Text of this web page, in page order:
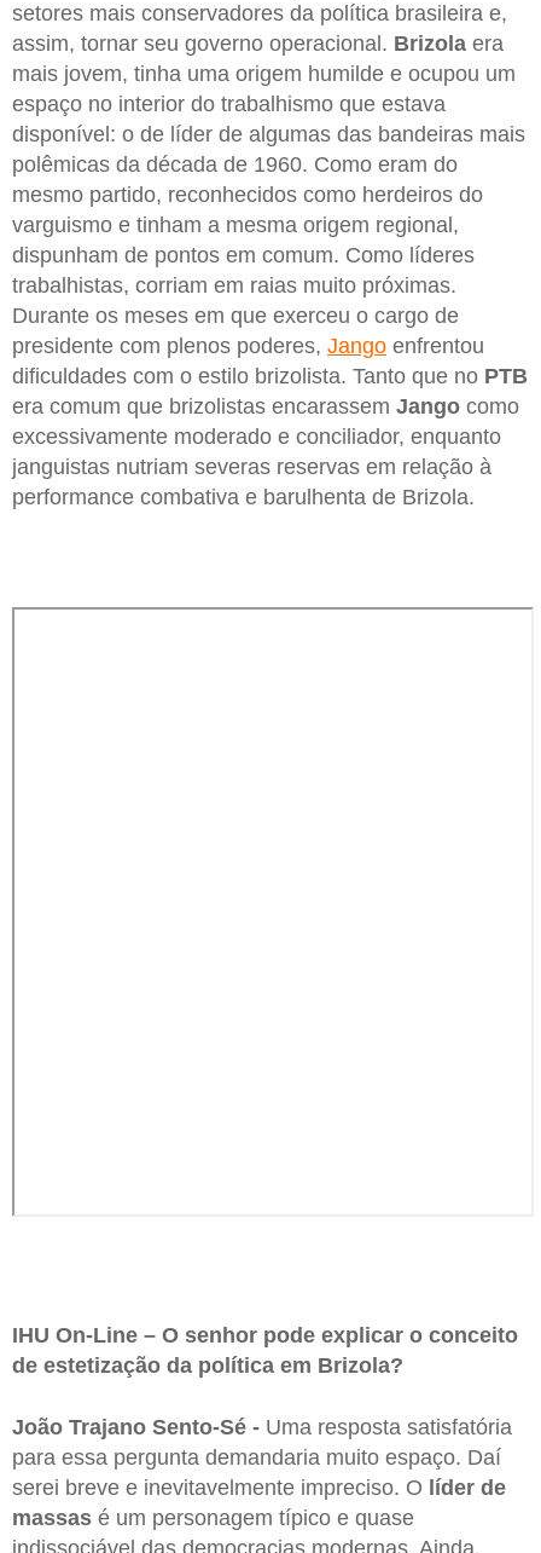
setores mais conservadores da política brasileira e,
assim, tornar seu governo operacional. Brizola era
mais jovem, tinha uma origem humilde e ocupou um
espaço no interior do trabalhismo que estava
disponível: o de líder de algumas das bandeiras mais
polêmicas da década de 1960. Como eram do
mesmo partido, reconhecidos como herdeiros do
varguismo e tinham a mesma origem regional,
dispunham de pontos em comum. Como líderes
trabalhistas, corriam em raias muito próximas.
Durante os meses em que exerceu o cargo de
presidente com plenos poderes, Jango enfrentou
dificuldades com o estilo brizolista. Tanto que no PTB
era comum que brizolistas encarassem Jango como
excessivamente moderado e conciliador, enquanto
janguistas nutriam severas reservas em relação à
performance combativa e barulhenta de Brizola.
IHU On-Line – O senhor pode explicar o conceito
de estetização da política em Brizola?
João Trajano Sento-Sé - Uma resposta satisfatória
para essa pergunta demandaria muito espaço. Daí
serei breve e inevitavelmente impreciso. O líder de
massas é um personagem típico e quase